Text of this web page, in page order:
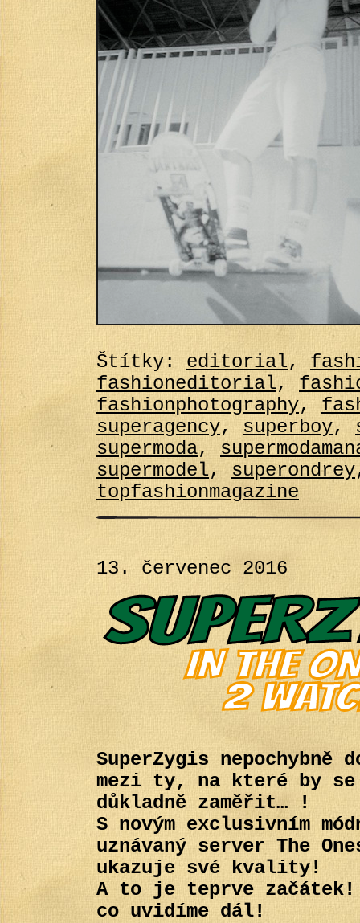
Štítky: editorial,
fashioneditorial,
fashionphotography,
superagency, superboy,
supermoda,
supermodel,superondrey
topfashionmagazine
13. červenec 2016
SuperZygis
mezi ty, na které by se
důkladně zaměřit… !
S novým exclusivním
uznávaný server The
ukazuje své kvality!
A to je teprve začátek!
co uvidíme dál!